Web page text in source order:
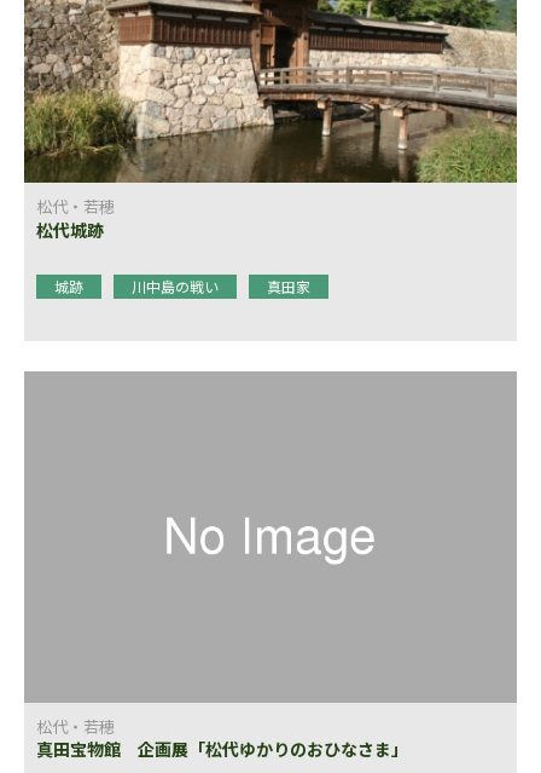
松代・若穂
松代城跡
城跡 川中島の戦い 真田家
松代・若穂
真田宝物館 企画展「松代ゆかりのおひなさま」